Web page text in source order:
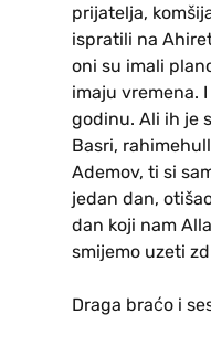
prijatelja,
ispratili na
oni su imali
imaju vremena.
godinu. Ali ih je
Basri,
Ademov, ti si
jedan dan,
dan koji nam
smijemo uzeti
Draga braćo i